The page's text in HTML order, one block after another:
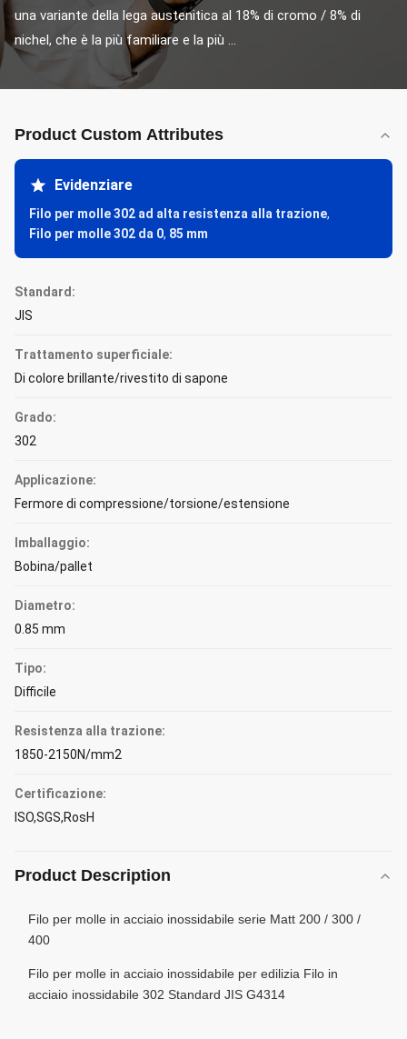
una variante della lega austenitica al 18% di cromo / 8% di
nichel, che è la più familiare e la più ...
Product Custom Attributes
Evidenziare
Filo per molle 302 ad alta resistenza alla trazione,
Filo per molle 302 da 0, 85 mm
Standard:
JIS
Trattamento superficiale:
Di colore brillante/rivestito di sapone
Grado:
302
Applicazione:
Fermore di compressione/torsione/estensione
Imballaggio:
Bobina/pallet
Diametro:
0.85 mm
Tipo:
Difficile
Resistenza alla trazione:
1850-2150N/mm2
Certificazione:
ISO,SGS,RosH
Product Description
Filo per molle in acciaio inossidabile serie Matt 200 / 300 /
400
Filo per molle in acciaio inossidabile per edilizia Filo in
acciaio inossidabile 302 Standard JIS G4314